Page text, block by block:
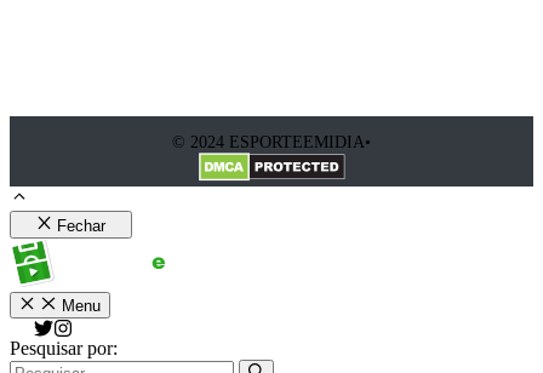
© 2024 ESPORTEEMIDIA•
Fechar
Menu
Pesquisar por: